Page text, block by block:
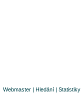
Webmaster | Hledání | Statistiky